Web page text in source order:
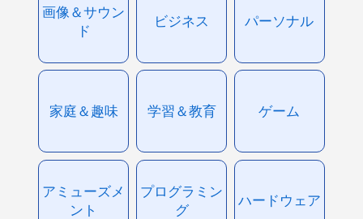
画像＆サウン
ド
ビジネス パーソナル
家庭＆趣味 学習＆教育 ゲーム
アミューズメ
ント
プログラミン
グ
ハードウェア